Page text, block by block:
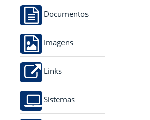
Documentos
Imagens
Links
Sistemas